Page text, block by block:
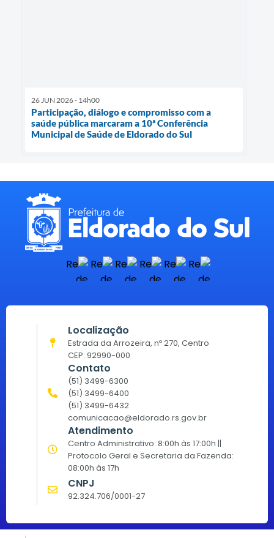
26 JUN 2026 - 14h00
Participação, diálogo e compromisso com a
saúde pública marcaram a 10ª Conferência
Municipal de Saúde de Eldorado do Sul
Localização
Estrada da Arrozeira, nº 270, Centro
CEP: 92990-000
Contato
(51) 3499-6300
(51) 3499-6400
(51) 3499-6432
comunicacao@eldorado.rs.gov.br
Atendimento
Centro Administrativo: 8:00h às 17:00h ||
Protocolo Geral e Secretaria da Fazenda:
08:00h às 17h
CNPJ
92.324.706/0001-27